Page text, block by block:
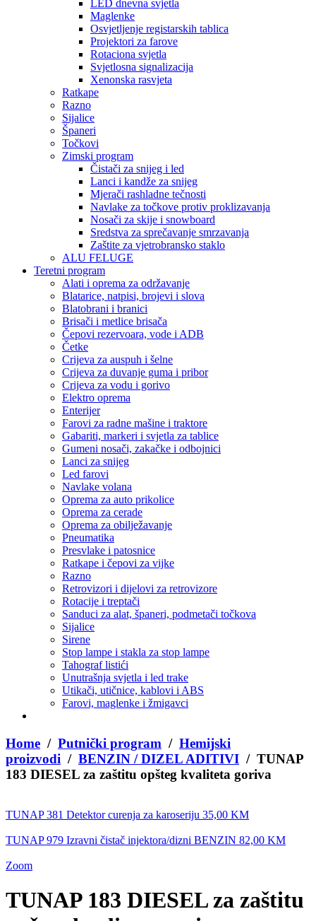
LED dnevna svjetla
Maglenke
Osvjetljenje registarskih tablica
Projektori za farove
Rotaciona svjetla
Svjetlosna signalizacija
Xenonska rasvjeta
Ratkape
Razno
Sijalice
Španeri
Točkovi
Zimski program
Čistači za snijeg i led
Lanci i kandže za snijeg
Mjerači rashladne tečnosti
Navlake za točkove protiv proklizavanja
Nosači za skije i snowboard
Sredstva za sprečavanje smrzavanja
Zaštite za vjetrobransko staklo
ALU FELUGE
Teretni program
Alati i oprema za održavanje
Blatarice, natpisi, brojevi i slova
Blatobrani i branici
Brisači i metlice brisača
Čepovi rezervoara, vode i ADB
Četke
Crijeva za auspuh i šelne
Crijeva za duvanje guma i pribor
Crijeva za vodu i gorivo
Elektro oprema
Enterijer
Farovi za radne mašine i traktore
Gabariti, markeri i svjetla za tablice
Gumeni nosači, zakačke i odbojnici
Lanci za snijeg
Led farovi
Navlake volana
Oprema za auto prikolice
Oprema za cerade
Oprema za obilježavanje
Pneumatika
Presvlake i patosnice
Ratkape i čepovi za vijke
Razno
Retrovizori i dijelovi za retrovizore
Rotacije i treptači
Sanduci za alat, španeri, podmetači točkova
Sijalice
Sirene
Stop lampe i stakla za stop lampe
Tahograf listići
Unutrašnja svjetla i led trake
Utikači, utičnice, kablovi i ABS
Farovi, maglenke i žmigavci
Home / Putnički program / Hemijski
proizvodi / BENZIN / DIZEL ADITIVI / TUNAP
183 DIESEL za zaštitu opšteg kvaliteta goriva
TUNAP 381 Detektor curenja za karoseriju 35,00 KM
TUNAP 979 Izravni čistač injektora/dizni BENZIN 82,00 KM
Zoom
TUNAP 183 DIESEL za zaštitu